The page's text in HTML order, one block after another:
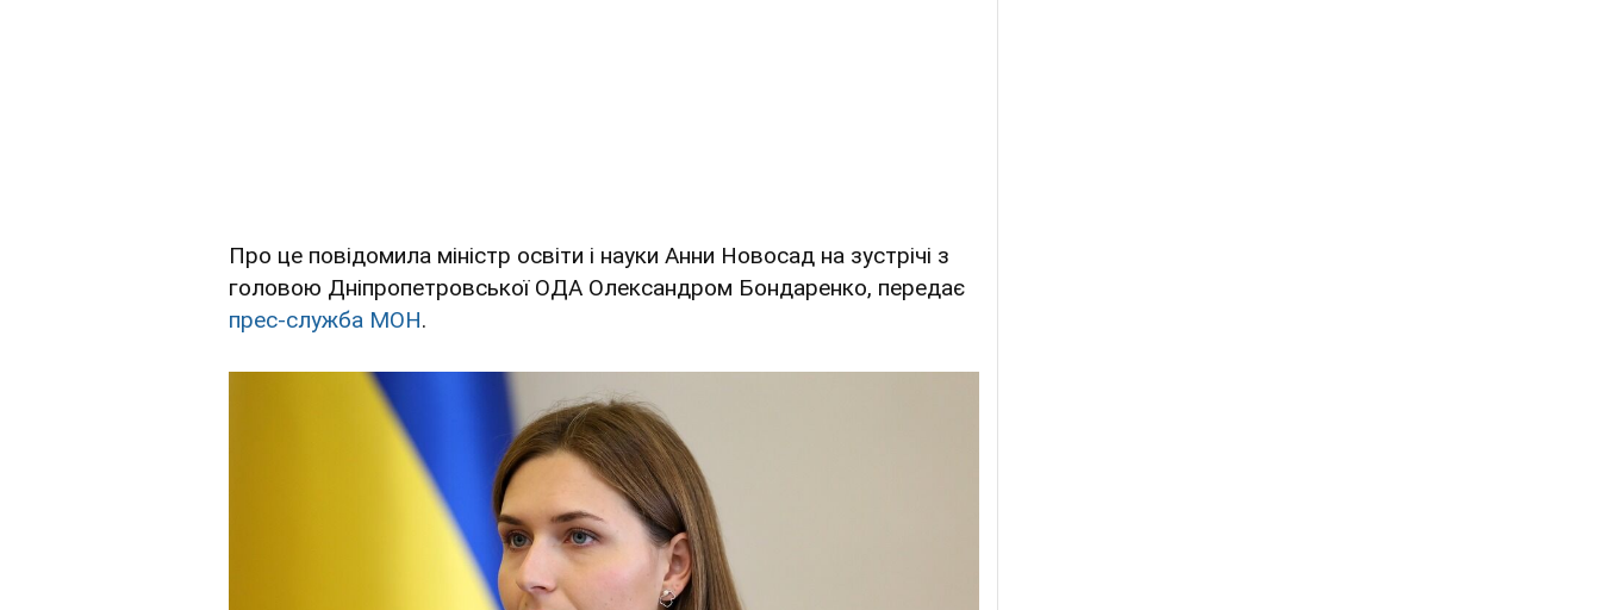
Про це повідомила міністр освіти і науки Анни Новосад на зустрічі з
головою Дніпропетровської ОДА Олександром Бондаренко, передає
прес-служба МОН.